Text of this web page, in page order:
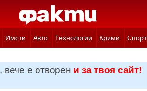
Имоти Авто Технологии Крими Спорт
вече е отворен и за твоя сайт!